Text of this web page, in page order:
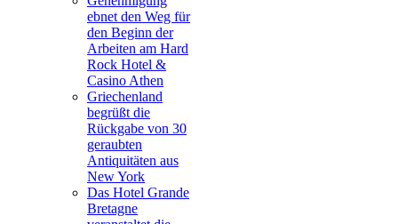
ebnet den Weg für
den Beginn der
Arbeiten am Hard
Rock Hotel &
Casino Athen
Griechenland
begrüßt die
Rückgabe von 30
geraubten
Antiquitäten aus
New York
Das Hotel Grande
Bretagne